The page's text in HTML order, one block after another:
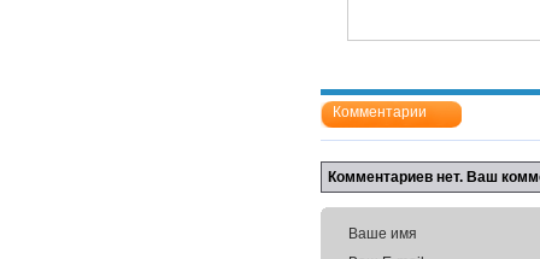
Комментарии
Комментариев нет. Ваш
Ваше имя